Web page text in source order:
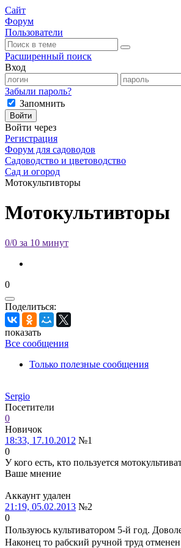
Сайт
Форум
Пользователи
Расширенный поиск
Вход
Забыли пароль?
Запомнить
Войти
Войти через
Регистрация
Форум для садоводов
Садоводство и цветоводство
Сад и огород
Мотокультивторы
Мотокультивторы
0/0 за 10 минут
0
Поделиться:
показать
Все сообщения
Только полезные сообщения
Sergio
Посетители
0
Новичок
18:33, 17.10.2012 №1
0
У кого есть, кто пользуется
Ваше мнение
Аккаунт удален
21:19, 05.02.2013 №2
0
Пользуюсь культиватором 5-й год.
Наконец то рабский ручной труд